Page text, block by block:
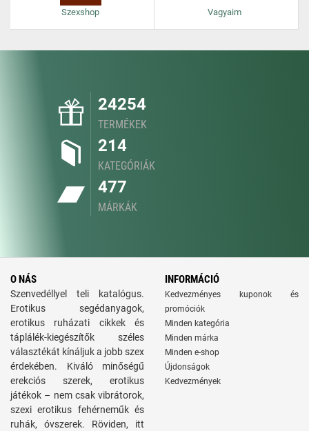
Szexshop Vagyaim
24254
TERMÉKEK
214
KATEGÓRIÁK
477
MÁRKÁK
O NÁS
Szenvedéllyel teli katalógus.
Erotikus segédanyagok,
erotikus ruházati cikkek és
táplálék-kiegészítők széles
választékát kínáljuk a jobb szex
érdekében. Kiváló minőségű
erekciós szerek, erotikus
játékok – nem csak vibrátorok,
szexi erotikus fehérneműk és
ruhák, óvszerek. Röviden, itt
INFORMÁCIÓ
Kedvezményes kuponok és
promóciók
Minden kategória
Minden márka
Minden e-shop
Újdonságok
Kedvezmények